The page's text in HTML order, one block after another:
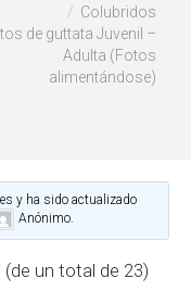
Colubridos
de guttata Juvenil –
Adulta (Fotos
alimentándose)
y ha sido actualizado
Anónimo.
(de un total de 23)